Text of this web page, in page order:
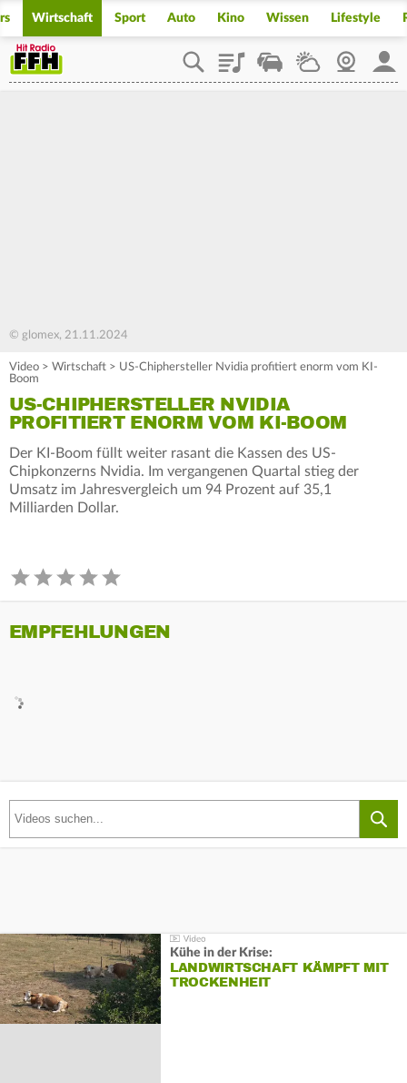
Wirtschaft Sport Auto Kino Wissen Lifestyle
PlaylistStaupilotWetterWebcam
© glomex, 21.11.2024
Video > Wirtschaft > US-Chiphersteller Nvidia profitiert enorm vom KI-
Boom
US-CHIPHERSTELLER NVIDIA
PROFITIERT ENORM VOM KI-BOOM
Der KI-Boom füllt weiter rasant die Kassen des US-
Chipkonzerns Nvidia. Im vergangenen Quartal stieg der
Umsatz im Jahresvergleich um 94 Prozent auf 35,1
Milliarden Dollar.
EMPFEHLUNGEN
Kühe in der Krise:
LANDWIRTSCHAFT KÄMPFT MIT
TROCKENHEIT